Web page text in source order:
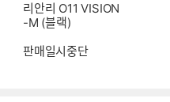
리안리 O11 VISION
-M (블랙)
판매일시중단